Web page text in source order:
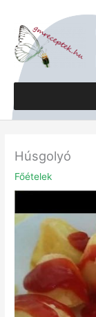
content
Húsgolyó
Főételek